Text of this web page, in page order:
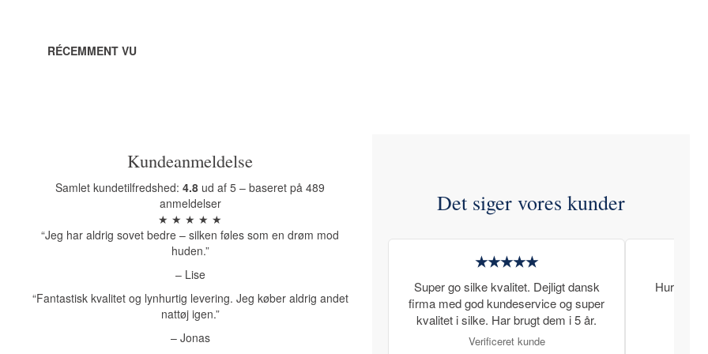
RÉCEMMENT VU
Kundeanmeldelse
Samlet kundetilfredshed:4.8 ud af 5 – baseret på 489
anmeldelser
★ ★ ★ ★ ★
“Jeg har aldrig sovet bedre – silken føles som en drøm mod
huden.”
– Lise
“Fantastisk kvalitet og lynhurtig levering. Jeg køber aldrig andet
nattøj igen.”
– Jonas
Det siger vores kunder
★★★★★
Super go silke kvalitet. Dejligt dansk
firma med god kundeservice og super
kvalitet i silke. Har brugt dem i 5 år.
Verificeret kunde
Hurtig